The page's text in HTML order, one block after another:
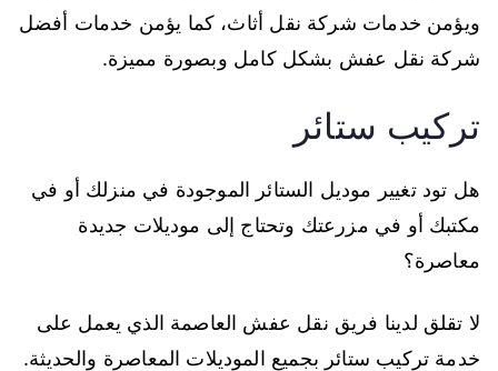
ويؤمن خدمات شركة نقل أثاث، كما يؤمن خدمات أفضل
شركة نقل عفش بشكل كامل وبصورة مميزة.
تركيب ستائر
هل تود تغيير موديل الستائر الموجودة في منزلك أو في
مكتبك أو في مزرعتك وتحتاج إلى موديلات جديدة
معاصرة؟
لا تقلق لدينا فريق نقل عفش العاصمة الذي يعمل على
خدمة تركيب ستائر بجميع الموديلات المعاصرة والحديثة.